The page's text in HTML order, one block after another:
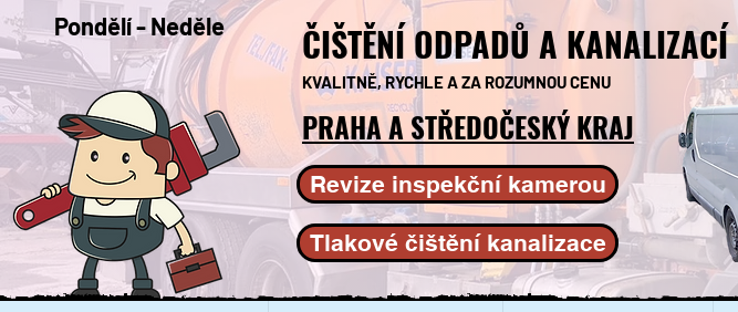
Pondělí - Neděle ČIŠTĚNÍ ODPADŮ A KANALIZACÍ
KVALITNĚ, RYCHLE A ZA ROZUMNOU CENU
PRAHA A STŘEDOČESKÝ KRAJ
Revize inspekční kamerou
Tlakové čištění kanalizace